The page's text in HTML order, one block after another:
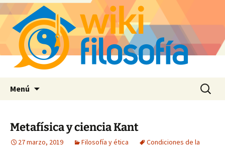
Menú Buscar:
Metafísica y ciencia Kant
27 marzo, 2019 Filosofía y ética
Condiciones de la